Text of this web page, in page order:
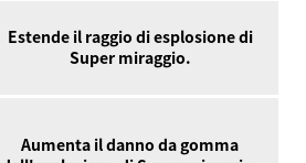
Estende il raggio di esplosione di
Super miraggio.
Aumenta il danno da gomma